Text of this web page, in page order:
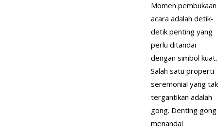
Momen pembukaan
acara adalah detik-
detik penting yang
perlu ditandai
dengan simbol kuat.
Salah satu properti
seremonial yang tak
tergantikan adalah
gong. Denting gong
menandai